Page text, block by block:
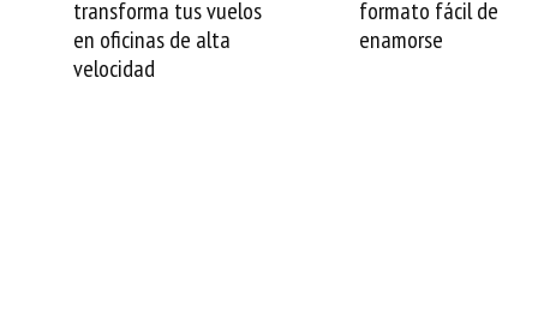
formato fácil de
enamorse
venezolano ante el
mundo